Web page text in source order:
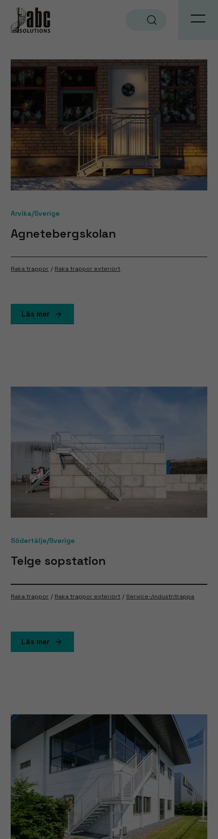
Arvika/Sverige
Agnetebergskolan
Raka trappor Raka trappor exteriört
Läs mer
Södertälje/Sverige
Telge sopstation
Raka trappor Raka trappor exteriört Service-/industritrappa
Läs mer